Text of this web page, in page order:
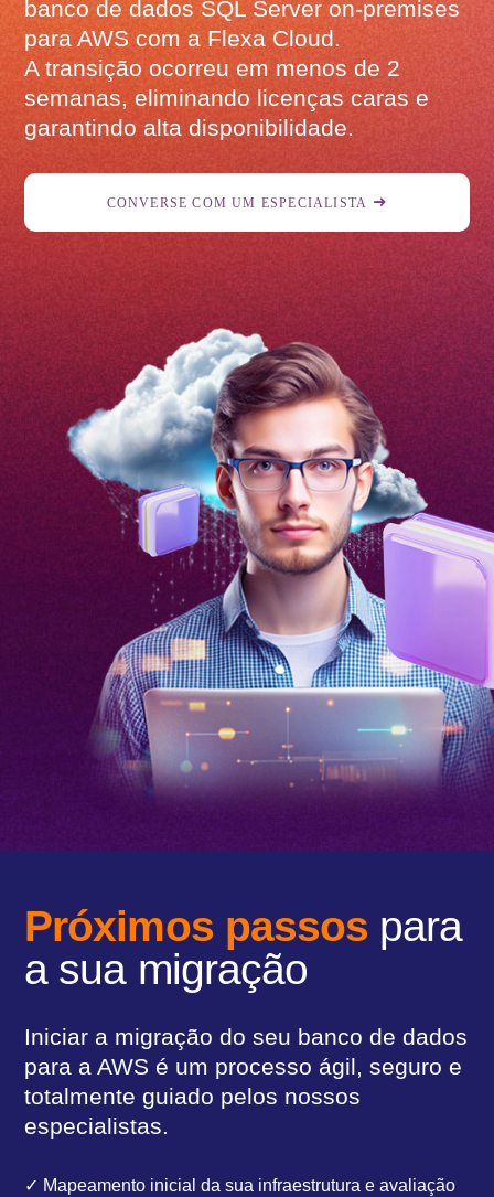
banco de dados SQL Server on-premises
para AWS com a Flexa Cloud.
A transição ocorreu em menos de 2
semanas, eliminando licenças caras e
garantindo alta disponibilidade.
CONVERSE COM UM ESPECIALISTA
Próximos passos para
a sua migração
Iniciar a migração do seu banco de dados
para a AWS é um processo ágil, seguro e
totalmente guiado pelos nossos
especialistas.
✓ Mapeamento inicial da sua infraestrutura e avaliação